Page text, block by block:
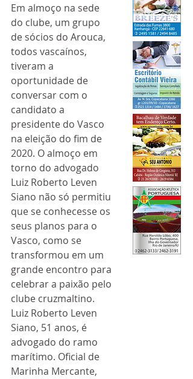
Em almoço na sede
do clube, um grupo
de sócios do Arouca,
todos vascaínos,
tiveram a
oportunidade de
conversar com o
candidato a
presidente do Vasco
na eleição do fim de
2020. O almoço em
torno do advogado
Luiz Roberto Leven
Siano não só permitiu
que se conhecesse os
seus planos para o
Vasco, como se
transformou em um
grande encontro para
celebrar a paixão pelo
clube cruzmaltino.
Luiz Roberto Leven
Siano, 51 anos, é
advogado do ramo
marítimo. Oficial de
Marinha Mercante,